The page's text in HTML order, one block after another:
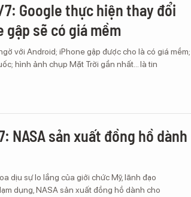
Google thực hiện thay đổi
gập sẽ có giá mềm
với Android; iPhone gập được cho là có giá mềm;
hình ảnh chụp Mặt Trời gần nhất... là tin
NASA sản xuất đồng hồ dành
dịu sự lo lắng của giới chức Mỹ, lãnh đạo
dụng, NASA sản xuất đồng hồ dành cho